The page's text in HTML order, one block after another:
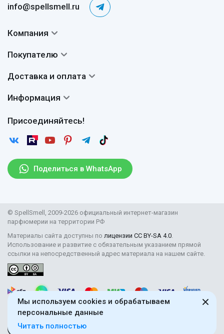
Мы используем cookies и обрабатываем
персональные данные
Читать полностью
info@spellsmell.ru
Поделиться в WhatsApp
Присоединяйтесь!
Компания
Авторы
Сертификаты
Покупателю
Вопросы и ответы
Отзывы
Рассылка
Доставка и оплата
Доставка
Возврат
Информация
Пользовательское соглашение
Защита персональных данных
Правила продажи товаров (Постановление Правительства
Поставщикам
© SpellSmell, 2009-2026 официальный интернет-магазин
парфюмерии на территории РФ
Материалы сайта доступны по лицензии CC BY-SA 4.0.
Использование и развитие с обязательным указанием прямой
ссылки на непосредственный адрес материала на нашем сайте.
18+